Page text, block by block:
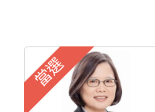
當選